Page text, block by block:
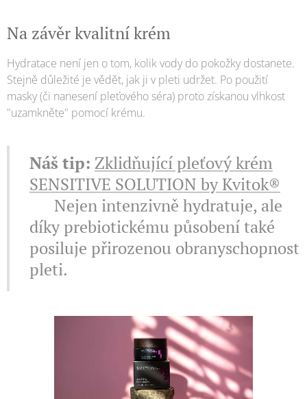
Na závěr kvalitní krém
Hydratace není jen o tom, kolik vody do pokožky dostanete.
Stejně důležité je vědět, jak ji v pleti udržet. Po použití
masky (či nanesení pleťového séra) proto získanou vlhkost
"uzamkněte" pomocí krému.
Náš tip: Zklidňující pleťový krém
SENSITIVE SOLUTION by Kvitok®
✔️ Nejen intenzivně hydratuje, ale
díky prebiotickému působení také
posiluje přirozenou obranyschopnost
pleti.